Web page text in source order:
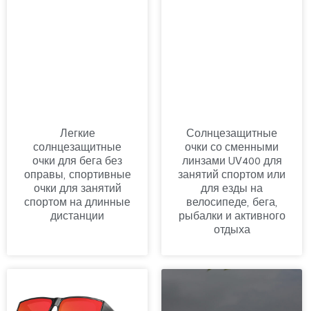
Легкие
солнцезащитные
очки для бега без
оправы, спортивные
очки для занятий
спортом на длинные
дистанции
Солнцезащитные
очки со сменными
линзами UV400 для
занятий спортом или
для езды на
велосипеде, бега,
рыбалки и активного
отдыха